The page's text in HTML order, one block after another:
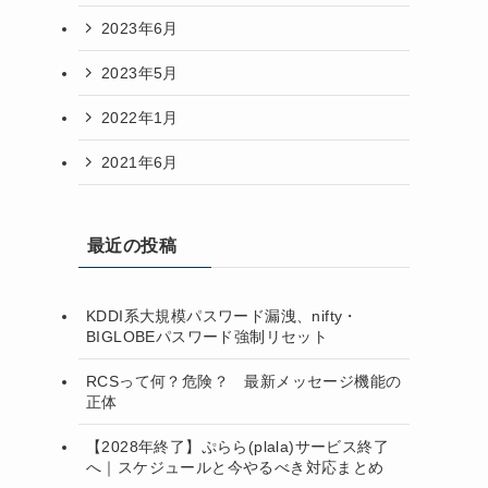
2023年6月
2023年5月
2022年1月
2021年6月
最近の投稿
KDDI系大規模パスワード漏洩、nifty・
BIGLOBEパスワード強制リセット
RCSって何？危険？ 最新メッセージ機能の
正体
【2028年終了】ぷらら(plala)サービス終了
へ｜スケジュールと今やるべき対応まとめ